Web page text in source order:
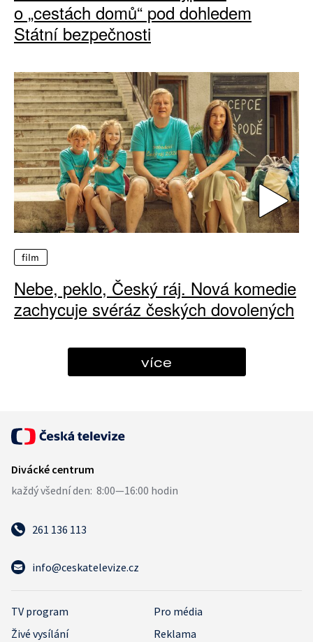
o „cestách domů“ pod dohledem
Státní bezpečnosti
film
Nebe, peklo, Český ráj. Nová komedie
zachycuje svéráz českých dovolených
více
261 136 113
info@ceskatelevize.cz
TV program
Pro média
Živé vysílání
Reklama